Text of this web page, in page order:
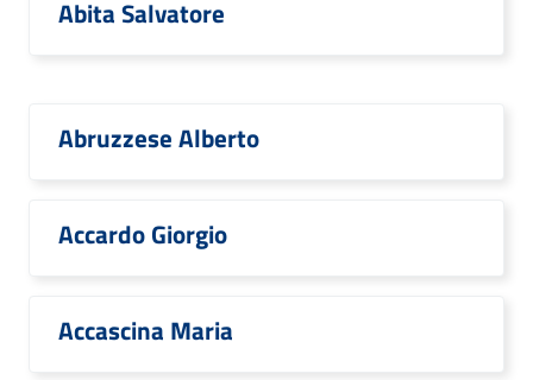
Abita Salvatore
Abruzzese Alberto
Accardo Giorgio
Accascina Maria